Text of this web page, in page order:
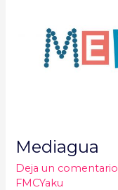
Mediagua
Deja un comentario
FMCYaku